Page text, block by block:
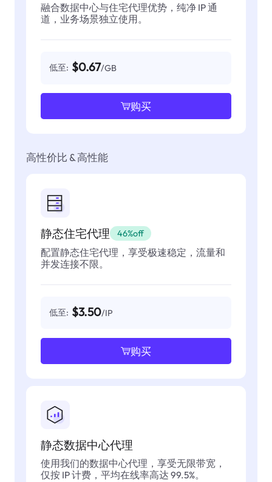
融合数据中心与住宅代理优势，纯净 IP 通
道，业务场景独立使用。
低至: $0.67/GB
购买
高性价比 & 高性能
静态住宅代理 46%off
配置静态住宅代理，享受极速稳定，流量和
并发连接不限。
低至: $3.50/IP
购买
静态数据中心代理
使用我们的数据中心代理，享受无限带宽，
仅按 IP 计费，平均在线率高达 99.5%。